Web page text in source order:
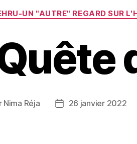
UN "AUTRE" REGARD SUR
Nima Réja
Date26 janvier 2022